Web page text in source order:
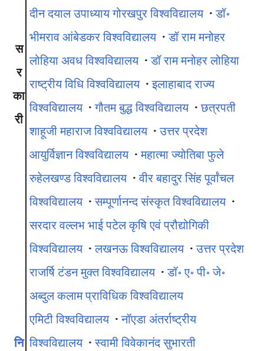
स
र
का
री
दीन दयाल उपाध्याय गोरखपुर विश्वविद्यालय · डॉ॰
भीमराव आंबेडकर विश्वविद्यालय · डॉ राम मनोहर
लोहिया अवध विश्वविद्यालय · डॉ राम मनोहर लोहिया
राष्ट्रीय विधि विश्वविद्यालय · इलाहाबाद राज्य
विश्वविद्यालय · गौतम बुद्ध विश्वविद्यालय · छत्रपती
शाहूजी महाराज विश्वविद्यालय · उत्तर प्रदेश
आयुर्विज्ञान विश्वविद्यालय · महात्मा ज्योतिबा फुले
रुहेलखण्ड विश्वविद्यालय · वीर बहादुर सिंह पूर्वांचल
विश्वविद्यालय · सम्पूर्णानन्द संस्कृत विश्वविद्यालय ·
सरदार वल्लभ भाई पटेल कृषि एवं प्रौद्योगिकी
विश्वविद्यालय · लखनऊ विश्वविद्यालय · उत्तर प्रदेश
राजर्षि टंडन मुक्त विश्वविद्यालय · डॉ॰ ए॰ पी॰ जे॰
अब्दुल कलाम प्राविधिक विश्वविद्यालय
नि
एमिटी विश्वविद्यालय · नॉएडा अंतर्राष्ट्रीय
विश्वविद्यालय · स्वामी विवेकानंद सुभारती